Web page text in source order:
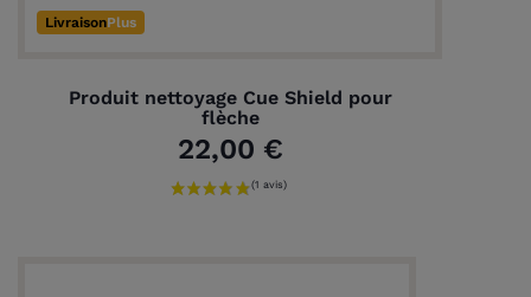
LivraisonPlus
Produit nettoyage Cue Shield pour
flèche
22,00 €